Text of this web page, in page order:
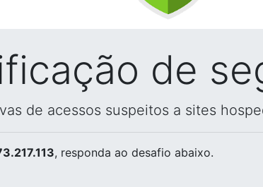
de
de acessos suspeitos a sites
, responda ao desafio abaixo.